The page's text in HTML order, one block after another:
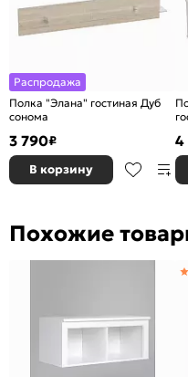
Распродажа
Полка "Элана" гостиная Дуб
сонома
3 790₽
В корзину
4
Похожие